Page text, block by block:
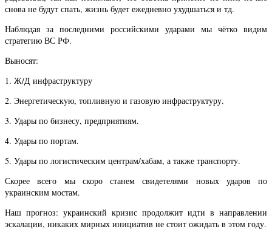
снова не будут спать, жизнь будет ежедневно ухудшаться и тд.
Наблюдая за последними российскими ударами мы чётко видим
стратегию ВС РФ.
Выносят:
1. Ж/Д инфраструктуру
2. Энергетическую, топливную и газовую инфраструктуру.
3. Удары по бизнесу, предприятиям.
4. Удары по портам.
5. Удары по логистическим центрам/хабам, а также транспорту.
Скорее всего мы скоро станем свидетелями новых ударов по
украинским мостам.
Наш прогноз: украинский кризис продолжит идти в направлении
эскалации, никаких мирных инициатив не стоит ожидать в этом году.